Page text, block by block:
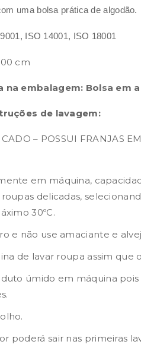
uma bolsa prática de algodão.
9001, ISO 14001, ISO 18001
cm
na embalagem: Bolsa em
de lavagem:
– POSSUI FRANJAS
em máquina,
delicadas,
30ºC.
e não use amaciante e
de lavar roupa assim que
úmido em máquina
poderá sair nas primeiras